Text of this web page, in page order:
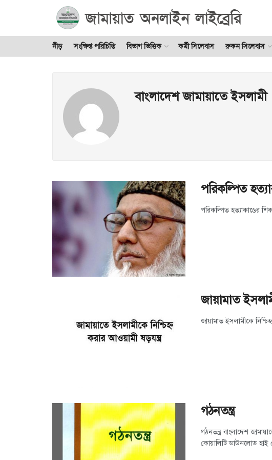
নীড় সংক্ষিপ্ত পরিচিতি বিভাগ ভিত্তিক কর্মী সিলেবাস রুকন সিলেবাস
বাংলাদেশ জামায়াতে ইসলামী
পরিকল্পিত
পরিকল্পিত হত্যাকাণ্ডের
জায়ামাত
জায়ামাত ইসলামীকে
গঠনতন্ত্র
গঠনতন্ত্র বাংলাদেশ
কোয়ালিটি ডাউনলোড হাই